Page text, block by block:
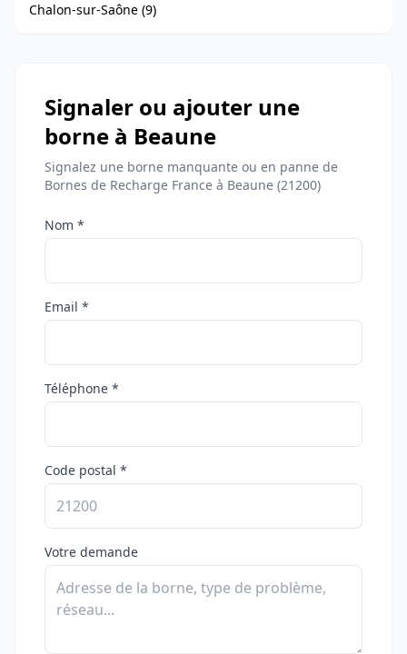
Chalon-sur-Saône (9)
Signaler ou ajouter une
borne à Beaune
Signalez une borne manquante ou en panne de
Bornes de Recharge France à Beaune (21200)
Nom *
Email *
Téléphone *
Code postal *
Votre demande